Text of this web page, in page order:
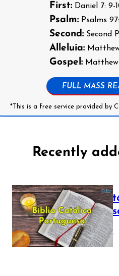
First: Daniel 7: 9-
Psalm: Psalms
Second: Second
Alleluia:
Gospel: Matthew
FULL MASS
*This is a free service provided by
Recently
Bíblia
July 16, 2025